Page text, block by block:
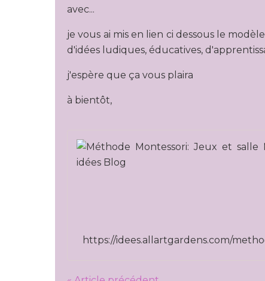
avec...
je vous ai mis en lien ci dessous le
d'idées ludiques, éducatives,
j'espère que ça vous plaira
à bientôt,